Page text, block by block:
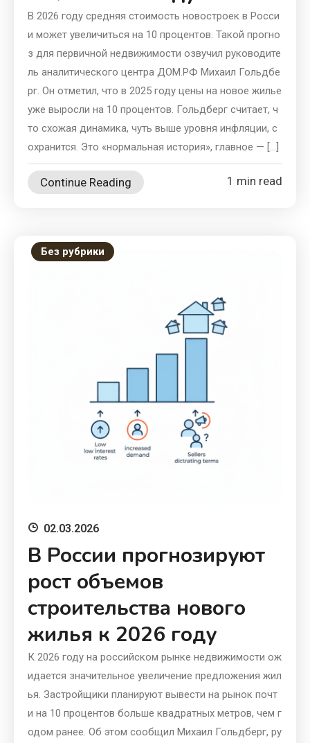
В 2026 году средняя стоимость новостроек в Росси
и может увеличиться на 10 процентов. Такой прогно
з для первичной недвижимости озвучил руководите
ль аналитического центра ДОМ.РФ Михаил Гольдбе
рг. Он отметил, что в 2025 году цены на новое жилье
уже выросли на 10 процентов. Гольдберг считает, ч
то схожая динамика, чуть выше уровня инфляции, с
охранится. Это «нормальная история», главное — […]
Continue Reading 1 min read
Без рубрики
02.03.2026
В России прогнозируют
рост объемов
строительства нового
жилья к 2026 году
К 2026 году на российском рынке недвижимости ож
идается значительное увеличение предложения жил
ья. Застройщики планируют вывести на рынок почт
и на 10 процентов больше квадратных метров, чем г
одом ранее. Об этом сообщил Михаил Гольдберг, ру